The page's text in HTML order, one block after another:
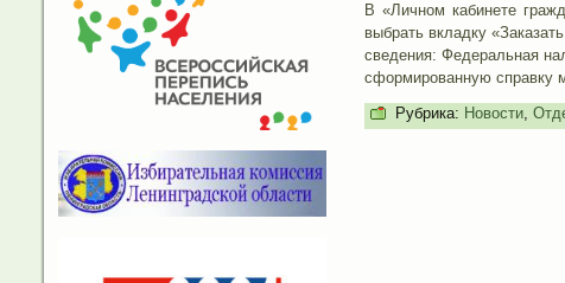
В «Личном кабинете
выбрать вкладку
сведения: Федеральная
сформированную справку
Рубрика: Новости,